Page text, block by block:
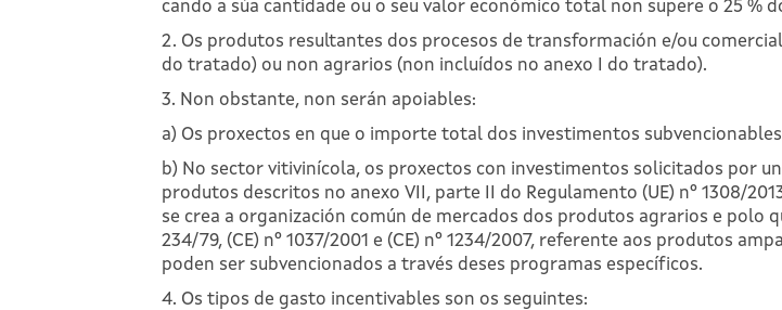
cando a súa cantidade ou o seu valor económico total non supere o 25
2. Os produtos resultantes dos procesos de transformación e/ou
do tratado) ou non agrarios (non incluídos no anexo I do tratado).
3. Non obstante, non serán apoiables:
a) Os proxectos en que o importe total dos investimentos
b) No sector vitivinícola, os proxectos con investimentos solicitados por
produtos descritos no anexo VII, parte II do Regulamento (UE) nº 1308/
se crea a organización común de mercados dos produtos agrarios e polo
234/79, (CE) nº 1037/2001 e (CE) nº 1234/2007, referente aos produtos
poden ser subvencionados a través deses programas específicos.
4. Os tipos de gasto incentivables son os seguintes: